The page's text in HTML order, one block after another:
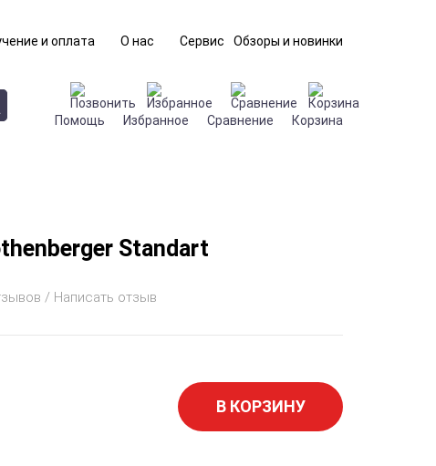
и оплата О нас Сервис Обзоры и новинки
Помощь Избранное Сравнение Корзина
Standart
/ Написать отзыв
В КОРЗИНУ